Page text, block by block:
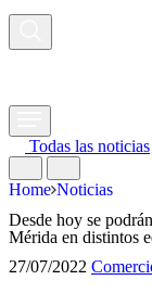
Todas las noticias
Home Noticias
Desde hoy se
Mérida en distintos
27/07/2022